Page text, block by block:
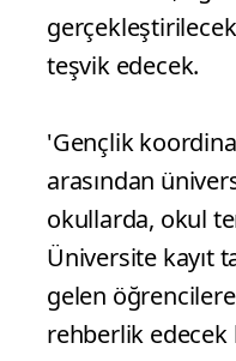
teşvik edecek.
'Gençlik
arasından
okullarda, okul
Üniversite kayıt
gelen
rehberlik edecek